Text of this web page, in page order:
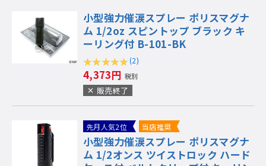
小型強力催涙スプレー ポリスマグナ
ム 1/2oz スピントップ ブラック キ
ーリング付 B-101-BK
(2)
4,373円 税別
販売終了
先月人気2位 当店推奨
小型強力催涙スプレー ポリスマグナ
ム 1/2オンス ツイストロック ハード